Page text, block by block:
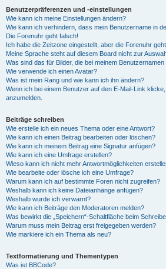
Benutzerpräferenzen und -einstellungen
Wie kann ich meine Einstellungen ändern?
Wie kann ich verhindern, dass mein Benutzername in
Die Forenuhr geht falsch!
Ich habe die Zeitzone eingestellt, aber die Forenuhr
Meine Sprache steht auf diesem Board nicht zur
Was sind das für Bilder, die bei meinem
Wie verwende ich einen Avatar?
Was ist mein Rang und wie kann ich ihn ändern?
Wenn ich bei einem Benutzer auf den E-Mail-Link
anzumelden.
Beiträge schreiben
Wie erstelle ich ein neues Thema oder eine Antwort?
Wie kann ich einen Beitrag bearbeiten oder löschen?
Wie kann ich meinem Beitrag eine Signatur anfügen?
Wie kann ich eine Umfrage erstellen?
Wieso kann ich nicht mehr Antwortmöglichkeiten
Wie bearbeite oder lösche ich eine Umfrage?
Warum kann ich auf bestimmte Foren nicht zugreifen?
Weshalb kann ich keine Dateianhänge anfügen?
Weshalb wurde ich verwarnt?
Wie kann ich Beiträge den Moderatoren melden?
Was bewirkt die „Speichern“-Schaltfläche beim
Warum muss mein Beitrag erst freigegeben werden?
Wie markiere ich ein Thema als neu?
Textformatierung und Thementypen
Was ist BBCode?